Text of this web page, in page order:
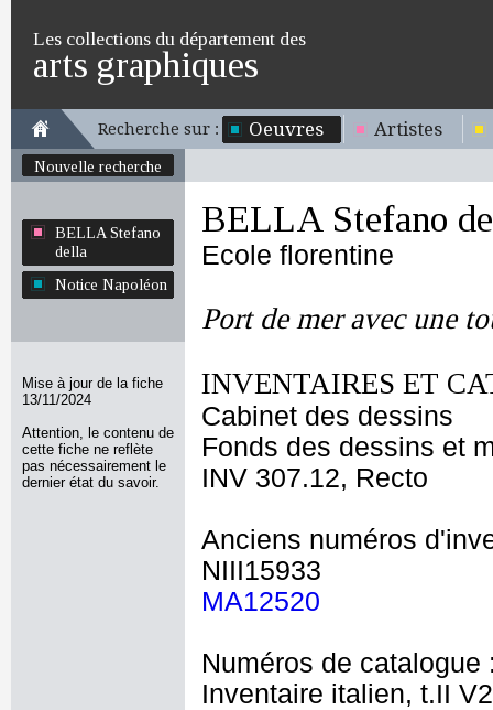
Les collections du département des
arts graphiques
Recherche sur : Oeuvres Artistes
Nouvelle recherche
BELLA Stefano
della
Notice Napoléon
Mise à jour de la fiche
13/11/2024
Attention, le contenu de
cette fiche ne reflète
pas nécessairement le
dernier état du savoir.
BELLA Stefano
Ecole florentine
Port de mer avec une
INVENTAIRES ET
Cabinet des dessins
Fonds des dessins et
INV 307.12, Recto
Anciens numéros
NIII15933
MA12520
Numéros de catalogue
Inventaire italien, t.II